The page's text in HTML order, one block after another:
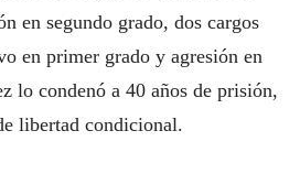
en segundo grado, dos cargos
en primer grado y agresión en
lo condenó a 40 años de prisión,
libertad condicional.